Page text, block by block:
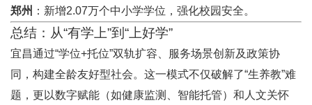
郑州 ：新增2.07万个中小学学位，强化校园安全。
总结：从“有学上”到“上好学”
宜昌通过“学位+托位”双轨扩容、服务场景创新及政策协
同，构建全龄友好型社会。这一模式不仅破解了“生养教”难
题，更以数字赋能（如健康监测、智能托管）和人文关怀